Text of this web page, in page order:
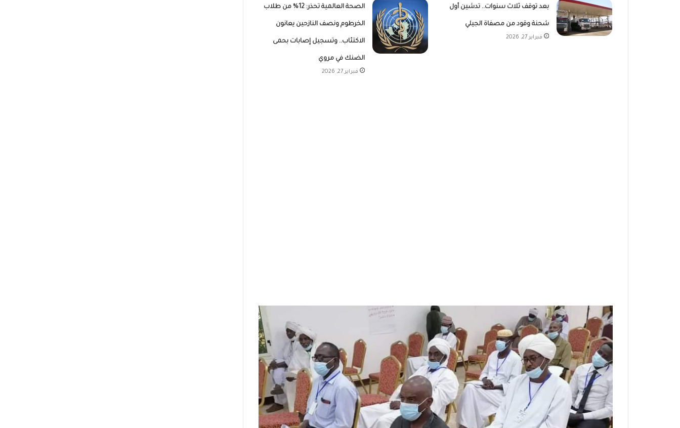
بعد توقف ثلاث سنوات.. تدشين أول
شحنة وقود من مصفاة الجيلي
فبراير 27, 2026
الصحة العالمية تحذر: 12% من طلاب
الخرطوم ونصف النازحين يعانون
الاكتئاب.. وتسجيل إصابات بحمى
الضنك في مروي
فبراير 27, 2026